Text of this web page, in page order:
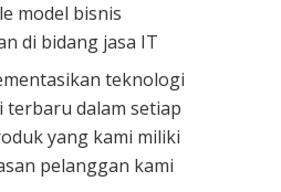
model bisnis
di bidang jasa IT
teknologi
terbaru dalam setiap
yang kami miliki
pelanggan kami